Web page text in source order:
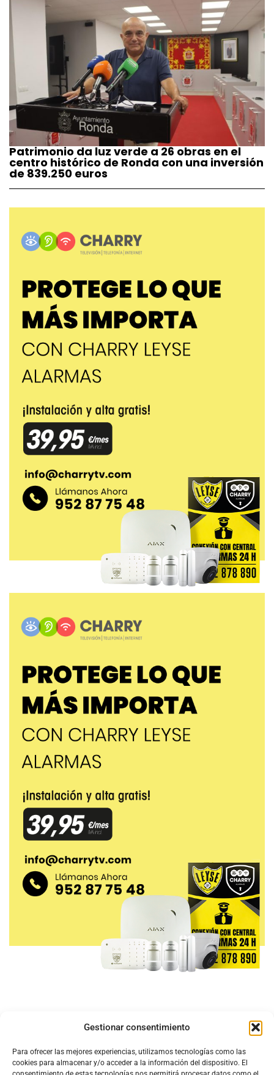
Gestionar consentimiento
Para ofrecer las mejores experiencias, utilizamos tecnologías como las
cookies para almacenar y/o acceder a la información del dispositivo. El
Patrimonio da luz verde a 26 obras en el
centro histórico de Ronda con una inversión
de 839.250 euros